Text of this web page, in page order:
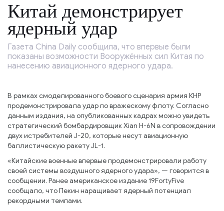
Китай демонстрирует
ядерный удар
Газета China Daily сообщила, что впервые были
показаны возможности Вооружённых сил Китая по
нанесению авиационного ядерного удара.
В рамках смоделированного боевого сценария армия КНР
продемонстрировала удар по вражескому флоту. Согласно
данным издания, на опубликованных кадрах можно увидеть
стратегический бомбардировщик Xian H-6N в сопровождении
двух истребителей J-20, которые несут авиационную
баллистическую ракету JL-1.
«Китайские военные впервые продемонстрировали работу
своей системы воздушного ядерного удара», — говорится в
сообщении. Ранее американское издание 19FortyFive
сообщало, что Пекин наращивает ядерный потенциал
рекордными темпами.